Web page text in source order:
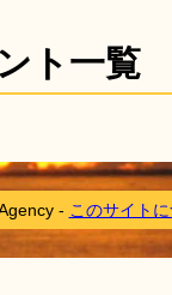
ト一覧
- このサイト